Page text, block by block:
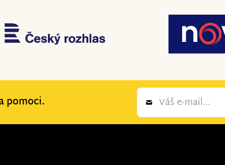
pomoci.
Newsletter